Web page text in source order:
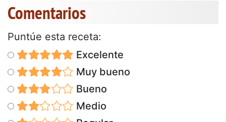
Comentarios
Puntúe esta receta:
Excelente
Muy bueno
Bueno
Medio